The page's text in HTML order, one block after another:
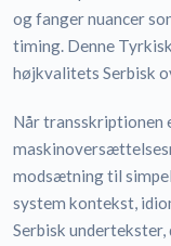
og fanger nuancer
timing. Denne
højkvalitets Serbisk
Når transskriptionen
modsætning til
system kontekst,
Serbisk